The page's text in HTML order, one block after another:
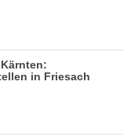
in Friesach